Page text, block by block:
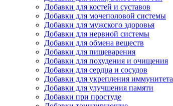
Добавки для костей и суставов
Добавки для мочеполовой системы
Добавки для мужского здоровья
Добавки для нервной системы
Добавки для обмена веществ
Добавки для пищеварения
Добавки для похудения и очищения
Добавки для сердца и сосудов
Добавки для укрепления иммунитета
Добавки для улучшения памяти
Добавки при простуде